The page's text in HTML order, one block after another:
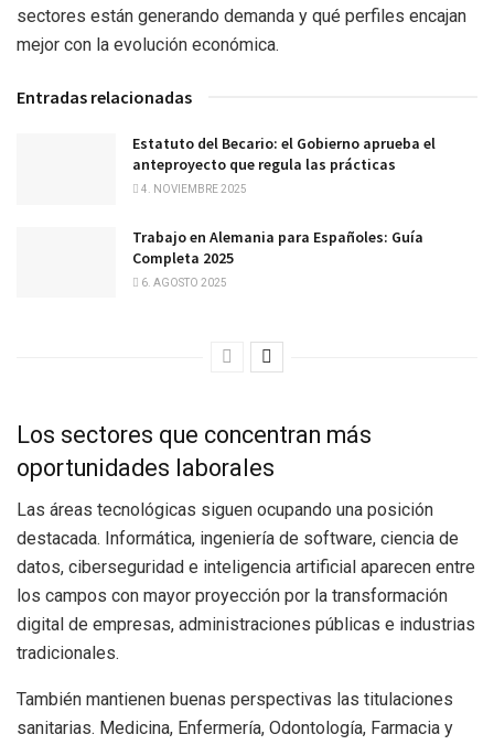
sectores están generando demanda y qué perfiles encajan
mejor con la evolución económica.
Entradas relacionadas
Estatuto del Becario: el Gobierno aprueba el
anteproyecto que regula las prácticas
4. NOVIEMBRE 2025
Trabajo en Alemania para Españoles: Guía
Completa 2025
6. AGOSTO 2025
Los sectores que concentran más
oportunidades laborales
Las áreas tecnológicas siguen ocupando una posición
destacada. Informática, ingeniería de software, ciencia de
datos, ciberseguridad e inteligencia artificial aparecen entre
los campos con mayor proyección por la transformación
digital de empresas, administraciones públicas e industrias
tradicionales.
También mantienen buenas perspectivas las titulaciones
sanitarias. Medicina, Enfermería, Odontología, Farmacia y